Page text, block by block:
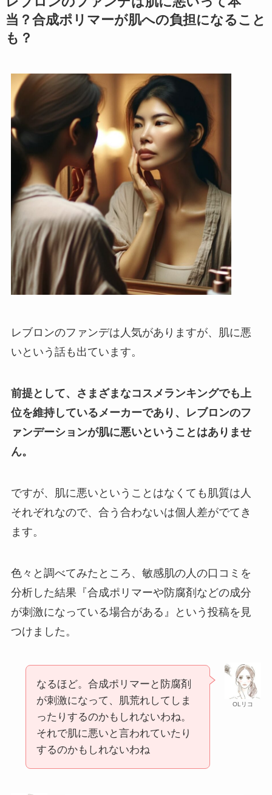
当？合成ポリマーが肌への負担になること
も？
レブロンのファンデは人気がありますが、肌に悪
いという話も出ています。
前提として、さまざまなコスメランキングでも上
位を維持しているメーカーであり、レブロンのフ
ァンデーションが肌に悪いということはありませ
ん。
ですが、肌に悪いということはなくても肌質は人
それぞれなので、合う合わないは個人差がでてき
ます。
色々と調べてみたところ、敏感肌の人の口コミを
分析した結果『合成ポリマーや防腐剤などの成分
が刺激になっている場合がある』という投稿を見
つけました。
OLリコ
なるほど。合成ポリマーと防腐剤
が刺激になって、肌荒れしてしま
ったりするのかもしれないわね。
それで肌に悪いと言われていたり
するのかもしれないわね